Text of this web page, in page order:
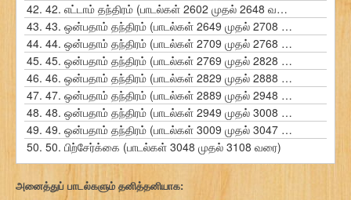
42. 42. எட்டாம் தந்திரம் (பாடல்கள் 2602 முதல் 2648 வரை)
43. 43. ஒன்பதாம் தந்திரம் (பாடல்கள் 2649 முதல் 2708 வரை)
44. 44. ஒன்பதாம் தந்திரம் (பாடல்கள் 2709 முதல் 2768 வரை)
45. 45. ஒன்பதாம் தந்திரம் (பாடல்கள் 2769 முதல் 2828 வரை)
46. 46. ஒன்பதாம் தந்திரம் (பாடல்கள் 2829 முதல் 2888 வரை)
47. 47. ஒன்பதாம் தந்திரம் (பாடல்கள் 2889 முதல் 2948 வரை)
48. 48. ஒன்பதாம் தந்திரம் (பாடல்கள் 2949 முதல் 3008 வரை)
49. 49. ஒன்பதாம் தந்திரம் (பாடல்கள் 3009 முதல் 3047 வரை)
50. 50. பிற்சேர்க்கை (பாடல்கள் 3048 முதல் 3108 வரை)
அனைத்துப் பாடல்களும் தனித்தனியாக: